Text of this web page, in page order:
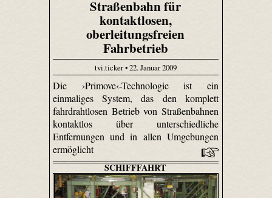
Straßenbahn für
kontaktlosen,
oberleitungsfreien
Fahrbetrieb
tvi.ticker • 22. Januar 2009
Die ›Primove‹-Technologie ist ein
einmaliges System, das den komplett
fahrdrahtlosen Betrieb von Straßenbahnen
kontaktlos über unterschiedliche
Entfernungen und in allen Umgebungen
ermöglicht
SCHIFFFAHRT